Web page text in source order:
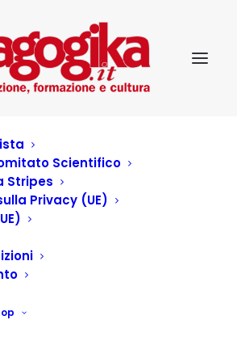
Scientifico
Stripes
Privacy (UE)
della
docente: è
insegnanti?